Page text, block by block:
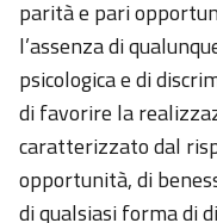
parità e pari
l’assenza di
psicologica e di
di favorire la
caratterizzato dal
opportunità, di
di qualsiasi forma di